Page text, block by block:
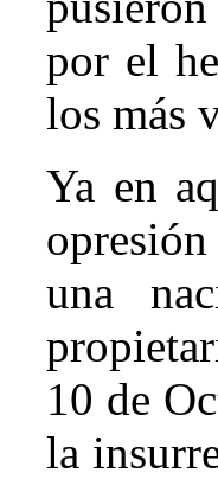
por el
los más
Ya en
una
10 de
la